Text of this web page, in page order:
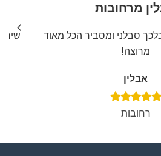
מרחובות
סבלני ומסביר הכל מאוד
מרוצה!
אבלין
רחובות